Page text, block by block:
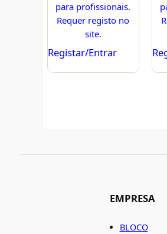
para profissionais.
Requer registo no
site.
Registar/Entrar
EMPRESA
BLOCO